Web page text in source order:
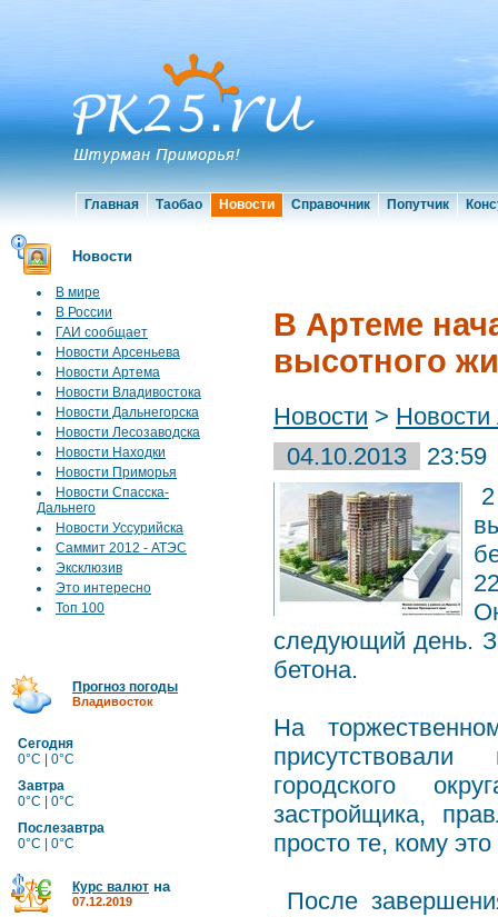
Главная Таобао Новости Справочник Попутчик
Новости
В мире
В России
ГАИ сообщает
Новости Арсеньева
Новости Артема
Новости Владивостока
Новости Дальнегорска
Новости Лесозаводска
Новости Находки
Новости Приморья
Новости Спасска-
Дальнего
Новости Уссурийска
Саммит 2012 - АТЭС
Эксклюзив
Это интересно
Топ 100
Прогноз погоды
Владивосток
Сегодня
0°C | 0°C
Завтра
0°C | 0°C
Послезавтра
0°C | 0°C
Курс валют на
07.12.2019
В Артеме
высотного
Новости >
04.10.2013
23:59
следующий день.
бетона.
На
присутствовали
городского
застройщика,
просто те, кому
После